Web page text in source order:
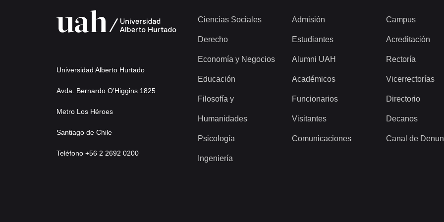
Universidad Alberto Hurtado
Avda. Bernardo O’Higgins 1825
Metro Los Héroes
Santiago de Chile
Teléfono +56 2 2692 0200
Ciencias Sociales
Derecho
Economía y Negocios
Educación
Filosofía y
Humanidades
Psicología
Ingeniería
Admisión
Estudiantes
Alumni UAH
Académicos
Funcionarios
Visitantes
Comunicaciones
Campus
Acreditación
Rectoría
Vicerrectorías
Directorio
Decanos
Canal de